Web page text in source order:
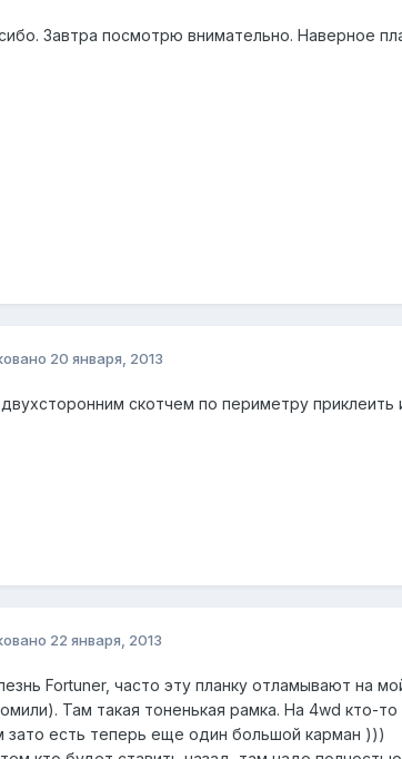
Завтра посмотрю внимательно. Наверное
20 января, 2013
скотчем по периметру приклеить
22 января, 2013
Fortuner, часто эту планку отламывают на
Там такая тоненькая рамка. На 4wd кто-
зато есть теперь еще один большой карман )))